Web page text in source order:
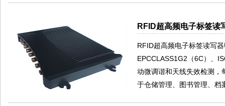
RFID超高频电子标签读
RFID超高频电子标签读写
EPCCLASS1G2（6C）、
动微调谐和天线失效检测，
于仓储管理、图书管理、档